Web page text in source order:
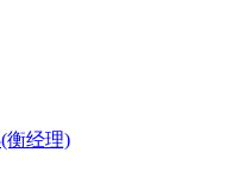
衡经理)